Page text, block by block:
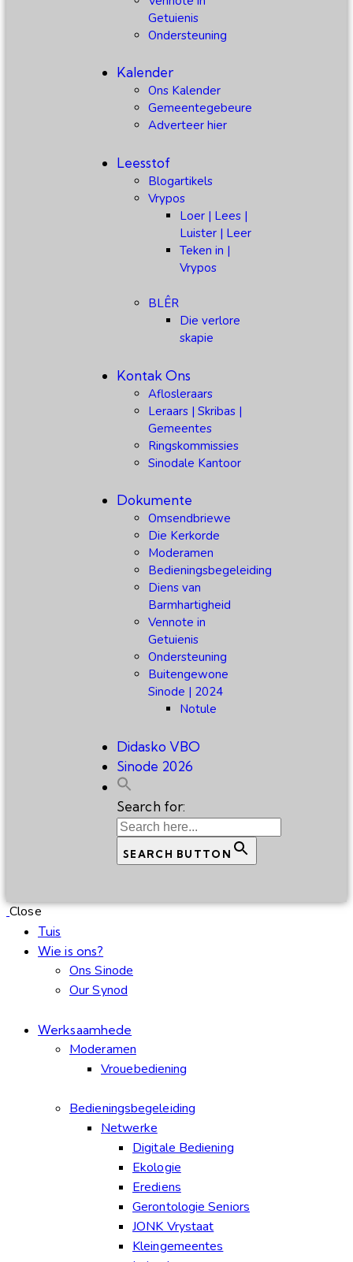
Getuienis
Ondersteuning
Kalender
Ons Kalender
Gemeentegebeure
Adverteer hier
Leesstof
Blogartikels
Vrypos
Loer | Lees |
Luister | Leer
Teken in |
Vrypos
BLÊR
Die verlore
skapie
Kontak Ons
Aflosleraars
Leraars | Skribas |
Gemeentes
Ringskommissies
Sinodale Kantoor
Dokumente
Omsendbriewe
Die Kerkorde
Moderamen
Bedieningsbegeleiding
Diens van
Barmhartigheid
Vennote in
Getuienis
Ondersteuning
Buitengewone
Sinode | 2024
Notule
Didasko VBO
Sinode 2026
Search for:
SEARCH BUTTON
Close
Tuis
Wie is ons?
Ons Sinode
Our Synod
Werksaamhede
Moderamen
Vrouebediening
Bedieningsbegeleiding
Netwerke
Digitale Bediening
Ekologie
Erediens
Gerontologie Seniors
JONK Vrystaat
Kleingemeentes